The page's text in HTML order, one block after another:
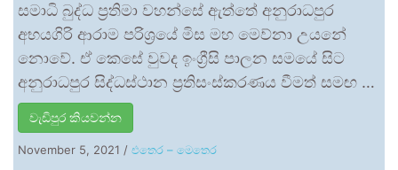
සමාධි බුද්ධ ප්‍රතිමා වහන්සේ ඇත්තේ අනුරාධපුර
අභයගිරි ආරාම පරිශ්‍රයේ මිස මහ මෙව්නා උයනේ
නොවේ. ඒ කෙසේ වුවද ඉංග්‍රීසි පාලන සමයේ සිට
අනුරාධපුර සිද්ධස්ථාන ප්‍රතිසංස්කරණය වීමත් සමඟ …
වැඩිපුර කියවන්න
November 5, 2021 / එතෙර – මෙතෙර